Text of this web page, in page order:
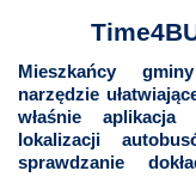
KULTURA
ODPADY
KOMUNALNE
Mieszkańcy
narzędzie
właśnie
lokalizacji
sprawdzanie